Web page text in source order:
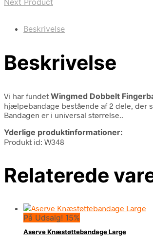
Beskrivelse
Beskrivelse
Vi har fundet Wingmed Dobbelt
hjælpebandage bestående af 2 dele, der
Bandagen er i universal størrelse..
Yderlige produktinformationer:
Produkt id: W348
Relaterede
På Udsalg! 15%
Aserve Knæstøttebandage Large